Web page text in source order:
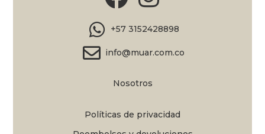
+57 3152428898
info@muar.com.co
Nosotros
Políticas de privacidad